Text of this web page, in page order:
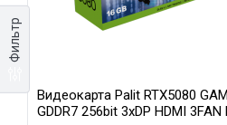
Фильтр
Видеокарта Palit RTX5080
GDDR7 256bit 3xDP HDMI 3FAN